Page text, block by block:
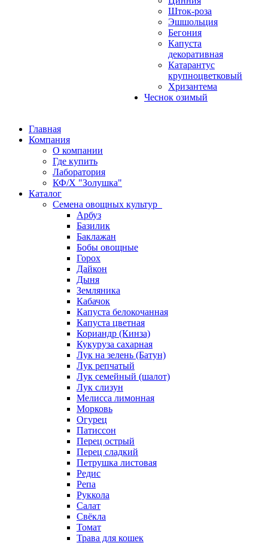
Шток-роза
Эшшольция
Бегония
Капуста
декоративная
Катарантус
крупноцветковый
Хризантема
Чеснок озимый
Главная
Компания
О компании
Где купить
Лаборатория
КФ/Х "Золушка"
Каталог
Семена овощных культур
Арбуз
Базилик
Баклажан
Бобы овощные
Горох
Дайкон
Дыня
Земляника
Кабачок
Капуста белокочанная
Капуста цветная
Кориандр (Кинза)
Кукуруза сахарная
Лук на зелень (Батун)
Лук репчатый
Лук семейный (шалот)
Лук слизун
Мелисса лимонная
Морковь
Огурец
Патиссон
Перец острый
Перец сладкий
Петрушка листовая
Редис
Репа
Руккола
Салат
Свёкла
Томат
Трава для кошек